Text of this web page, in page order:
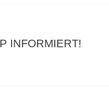
INFORMIERT!